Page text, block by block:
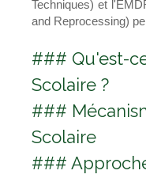
Techniques) et
and Reprocessing)
### Qu'est-
Scolaire ?
###
Scolaire
###